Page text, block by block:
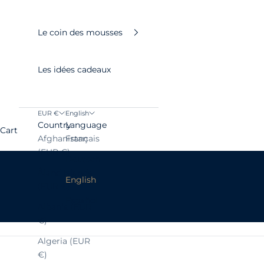
Le coin des mousses
Les idées cadeaux
EUR €
Country
Afghanistan
(EUR €)
(EUR €)
€)
Algeria (EUR
€)
English
Language
Français
English
Cart